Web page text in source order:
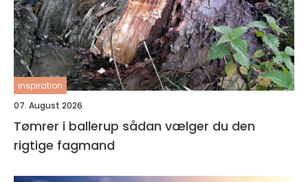
inspiration
07. August 2026
Tømrer i ballerup sådan vælger du den
rigtige fagmand